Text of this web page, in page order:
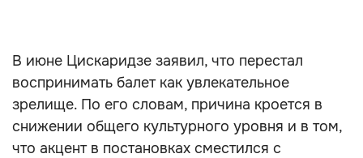
В июне Цискаридзе заявил, что перестал
воспринимать балет как увлекательное
зрелище. По его словам, причина кроется в
снижении общего культурного уровня и в том,
что акцент в постановках сместился с